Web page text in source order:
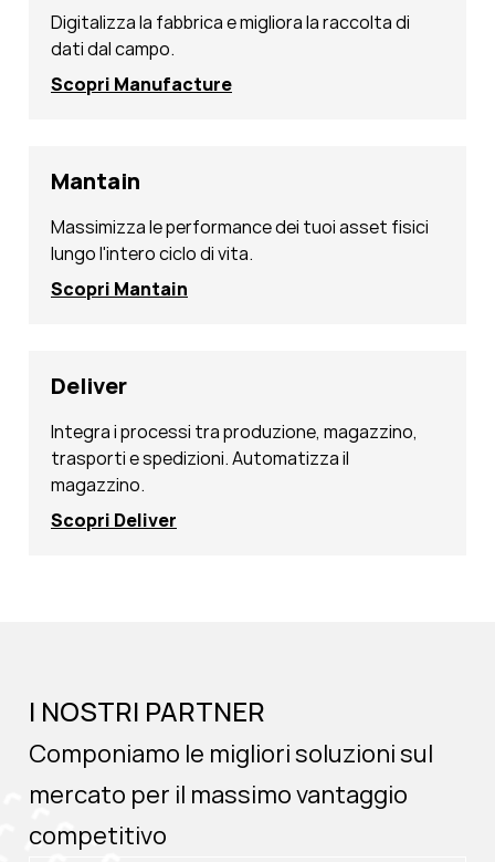
Digitalizza la fabbrica e migliora la raccolta di
dati dal campo.
Scopri Manufacture
Mantain
Massimizza le performance dei tuoi asset fisici
lungo l'intero ciclo di vita.
Scopri Mantain
Deliver
Integra i processi tra produzione, magazzino,
trasporti e spedizioni. Automatizza il
magazzino.
Scopri Deliver
I NOSTRI PARTNER
Componiamo le migliori soluzioni sul
mercato per il massimo vantaggio
competitivo